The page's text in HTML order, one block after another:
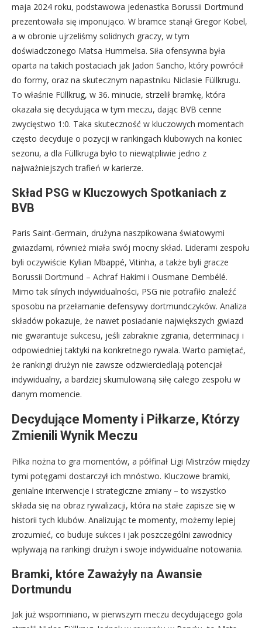
maja 2024 roku, podstawowa jedenastka Borussii Dortmund
prezentowała się imponująco. W bramce stanął Gregor Kobel,
a w obronie ujrzeliśmy solidnych graczy, w tym
doświadczonego Matsa Hummelsa. Siła ofensywna była
oparta na takich postaciach jak Jadon Sancho, który powrócił
do formy, oraz na skutecznym napastniku Niclasie Füllkrugu.
To właśnie Füllkrug, w 36. minucie, strzelił bramkę, która
okazała się decydująca w tym meczu, dając BVB cenne
zwycięstwo 1:0. Taka skuteczność w kluczowych momentach
często decyduje o pozycji w rankingach klubowych na koniec
sezonu, a dla Füllkruga było to niewątpliwie jedno z
najważniejszych trafień w karierze.
Skład PSG w Kluczowych Spotkaniach z
BVB
Paris Saint-Germain, drużyna naszpikowana światowymi
gwiazdami, również miała swój mocny skład. Liderami zespołu
byli oczywiście Kylian Mbappé, Vitinha, a także byli gracze
Borussii Dortmund – Achraf Hakimi i Ousmane Dembélé.
Mimo tak silnych indywidualności, PSG nie potrafiło znaleźć
sposobu na przełamanie defensywy dortmundczyków. Analiza
składów pokazuje, że nawet posiadanie największych gwiazd
nie gwarantuje sukcesu, jeśli zabraknie zgrania, determinacji i
odpowiedniej taktyki na konkretnego rywala. Warto pamiętać,
że rankingi drużyn nie zawsze odzwierciedlają potencjał
indywidualny, a bardziej skumulowaną siłę całego zespołu w
danym momencie.
Decydujące Momenty i Piłkarze, Którzy
Zmienili Wynik Meczu
Piłka nożna to gra momentów, a półfinał Ligi Mistrzów między
tymi potęgami dostarczył ich mnóstwo. Kluczowe bramki,
genialne interwencje i strategiczne zmiany – to wszystko
składa się na obraz rywalizacji, która na stałe zapisze się w
historii tych klubów. Analizując te momenty, możemy lepiej
zrozumieć, co buduje sukces i jak poszczególni zawodnicy
wpływają na rankingi drużyn i swoje indywidualne notowania.
Bramki, które Zaważyły na Awansie
Dortmundu
Jak już wspomniano, w pierwszym meczu decydującego gola